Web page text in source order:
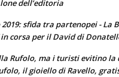
dell’editoria
sfida tra partenopei - La
in corsa per il David di
Rufolo, ma i turisti evitino la
il gioiello di Ravello,